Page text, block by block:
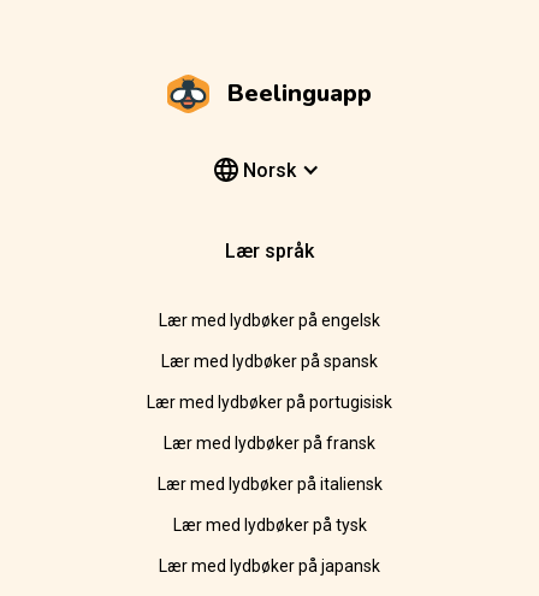
Beelinguapp
Norsk
Lær språk
Lær med lydbøker på engelsk
Lær med lydbøker på spansk
Lær med lydbøker på portugisisk
Lær med lydbøker på fransk
Lær med lydbøker på italiensk
Lær med lydbøker på tysk
Lær med lydbøker på japansk